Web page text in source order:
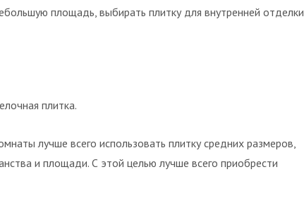
площадь, выбирать плитку для внутренней отделки
плитка.
лучше всего использовать плитку средних размеров,
и площади. С этой целью лучше всего приобрести